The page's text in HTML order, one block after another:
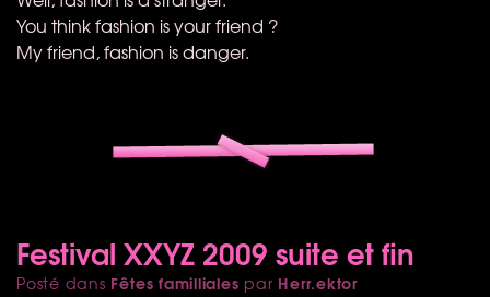
You think fashion is your friend ?
My friend, fashion is danger.
Festival XXYZ 2009 suite et fin
Posté dans Fêtes familliales par Herr.ektor